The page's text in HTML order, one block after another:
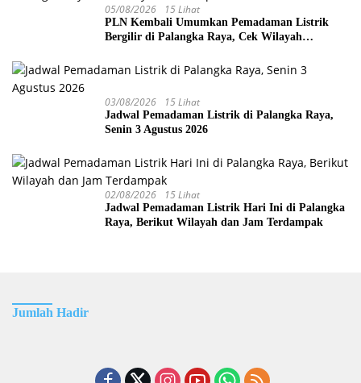
05/08/2026 15 Lihat
PLN Kembali Umumkan Pemadaman Listrik
Bergilir di Palangka Raya, Cek Wilayah
03/08/2026 15 Lihat
Jadwal Pemadaman Listrik di Palangka Raya,
Senin 3 Agustus 2026
02/08/2026 15 Lihat
Jadwal Pemadaman Listrik Hari Ini di Palangka
Raya, Berikut Wilayah dan Jam Terdampak
Jumlah Hadir